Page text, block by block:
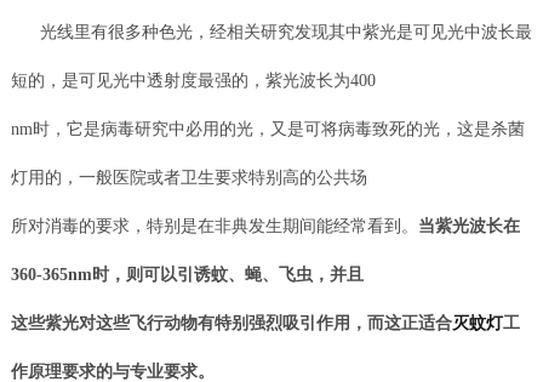
光线里有很多种色光，经相关研究发现其中紫光是可见光中波长最
短的，是可见光中透射度最强的，紫光波长为400
nm时，它是病毒研究中必用的光，又是可将病毒致死的光，这是杀菌
灯用的，一般医院或者卫生要求特别高的公共场
所对消毒的要求，特别是在非典发生期间能经常看到。 当紫光波长在
360-365nm时，则可以引诱蚊、蝇、飞虫，并且
这些紫光对这些飞行动物有特别强烈吸引作用，而这正适合灭蚊灯工
作原理要求的与专业要求。